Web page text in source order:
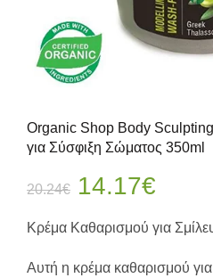
Organic Shop Body
για Σύσφιξη Σώματος 350ml
20.24€ Original
price
was:
14.17€
τιμή
Κρέμα Καθαρισμού για
Αυτή η κρέμα καθαρισμού